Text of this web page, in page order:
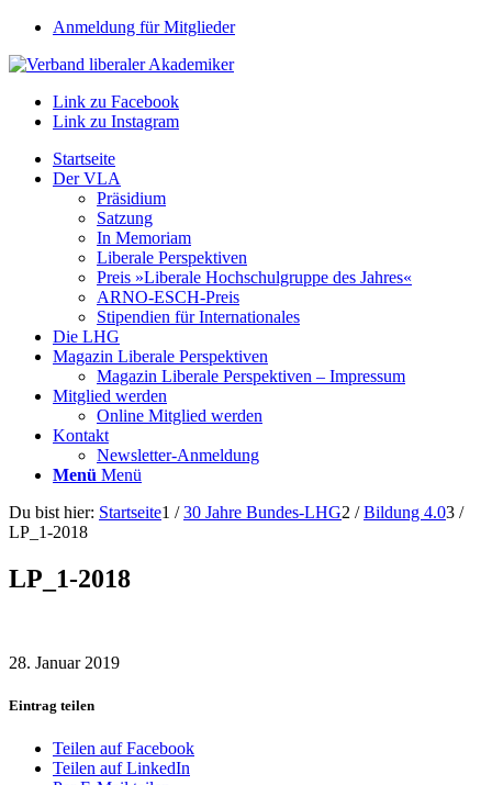
Anmeldung für Mitglieder
Link zu Facebook
Link zu Instagram
Startseite
Der VLA
Präsidium
Satzung
In Memoriam
Liberale Perspektiven
Preis »Liberale Hochschulgruppe des Jahres«
ARNO-ESCH-Preis
Stipendien für Internationales
Die LHG
Magazin Liberale Perspektiven
Magazin Liberale Perspektiven – Impressum
Mitglied werden
Online Mitglied werden
Kontakt
Newsletter-Anmeldung
Menü Menü
Du bist hier: Startseite1 / 30 Jahre Bundes-LHG2 / Bildung 4.03 /
LP_1-2018
LP_1-2018
28. Januar 2019
Eintrag teilen
Teilen auf Facebook
Teilen auf LinkedIn